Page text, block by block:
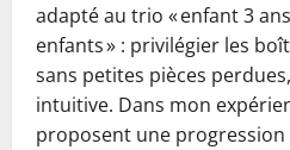
adapté au trio « enfant 3
enfants » : privilégier les
sans petites pièces
intuitive. Dans mon
proposent une